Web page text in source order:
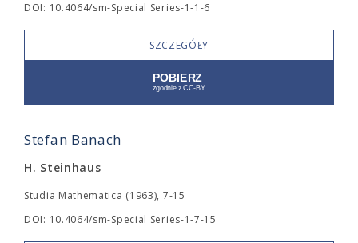
DOI: 10.4064/sm-Special Series-1-1-6
SZCZEGÓŁY
Stefan Banach
H. Steinhaus
Studia Mathematica (1963), 7-15
DOI: 10.4064/sm-Special Series-1-7-15